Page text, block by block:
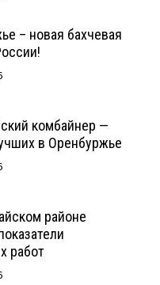
– новая бахчевая
комбайнер —
в Оренбуржье
районе
работ